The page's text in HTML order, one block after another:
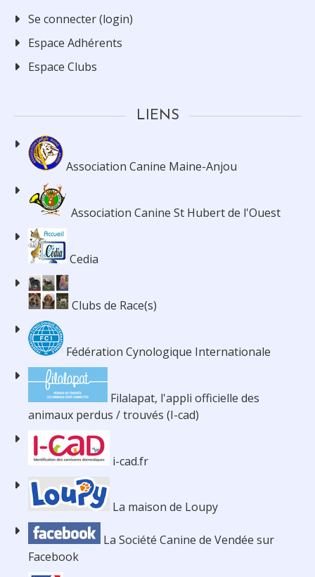
Se connecter (login)
Espace Adhérents
Espace Clubs
LIENS
Association Canine Maine-Anjou
Association Canine St Hubert de l'Ouest
Cedia
Clubs de Race(s)
Fédération Cynologique Internationale
Filalapat, l'appli officielle des
animaux perdus / trouvés (I-cad)
i-cad.fr
La maison de Loupy
La Société Canine de Vendée sur
Facebook